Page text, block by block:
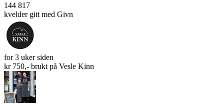
144 817
kvelder gitt med Givn
for 3 uker siden
kr 750,- brukt på Vesle Kinn